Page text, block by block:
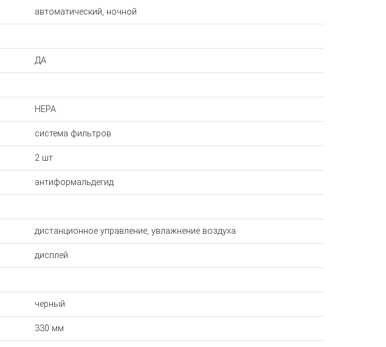
автоматический, ночной
ДА
HEPA
система фильтров
2 шт
антиформальдегид
дистанционное управление, увлажнение воздуха
дисплей
черный
330 мм